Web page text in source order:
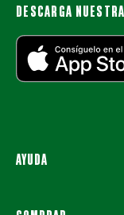
DESCARGA
AYUDA